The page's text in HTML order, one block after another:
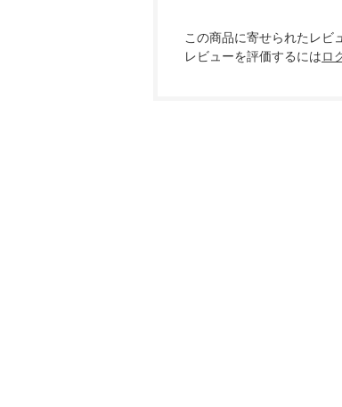
この商品に寄せられたレビ
レビューを評価するにはロ